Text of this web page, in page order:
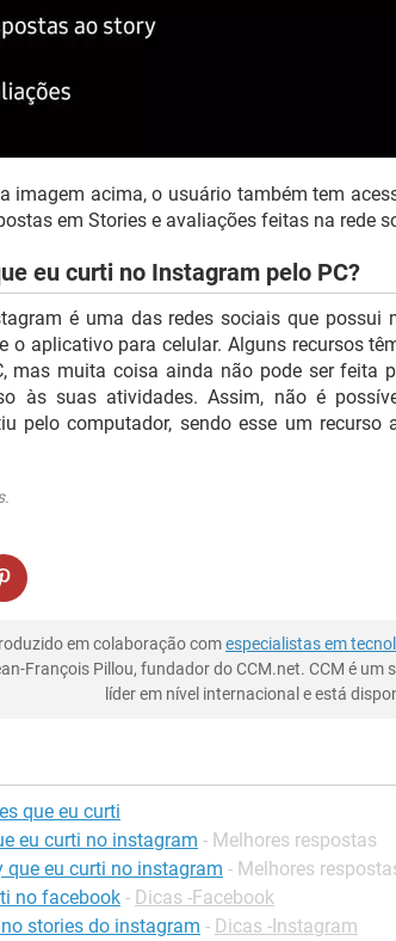
imagem acima, o usuário também tem
em Stories e avaliações feitas na rede
eu curti no Instagram pelo PC?
é uma das redes sociais que possui
o aplicativo para celular. Alguns recursos
mas muita coisa ainda não pode ser feita
às suas atividades. Assim, não é
pelo computador, sendo esse um recurso
em colaboração comespecialistas em
François Pillou, fundador do CCM.net. CCM é um
líder em nível internacional e está
que eu curti
eu curti no instagram - Melhores respostas
que eu curti no instagram - Melhores
no facebook - Dicas -Facebook
stories do instagram - Dicas -Instagram